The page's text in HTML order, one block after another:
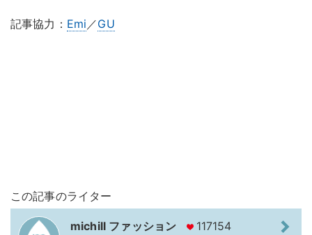
記事協力： Emi ／GU
この記事のライター
michill ファッション 117154